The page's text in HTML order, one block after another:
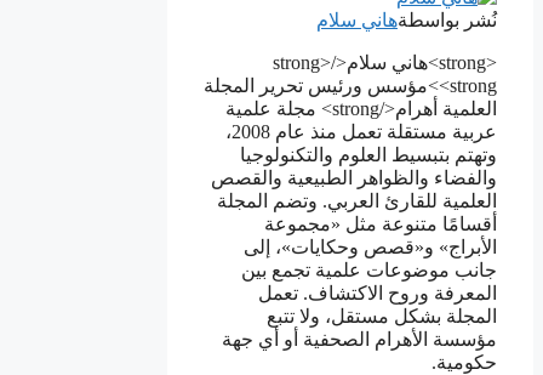
نُشر بواسطةهاني سلام
<strong>هاني سلام</strong>
<strong>مؤسس ورئيس تحرير المجلة
العلمية أهرام</strong> مجلة علمية
عربية مستقلة تعمل منذ عام 2008،
وتهتم بتبسيط العلوم والتكنولوجيا
والفضاء والظواهر الطبيعية والقصص
العلمية للقارئ العربي. وتضم المجلة
أقسامًا متنوعة مثل «مجموعة
الأبراج» و«قصص وحكايات»، إلى
جانب موضوعات علمية تجمع بين
المعرفة وروح الاكتشاف. تعمل
المجلة بشكل مستقل، ولا تتبع
مؤسسة الأهرام الصحفية أو أي جهة
حكومية.